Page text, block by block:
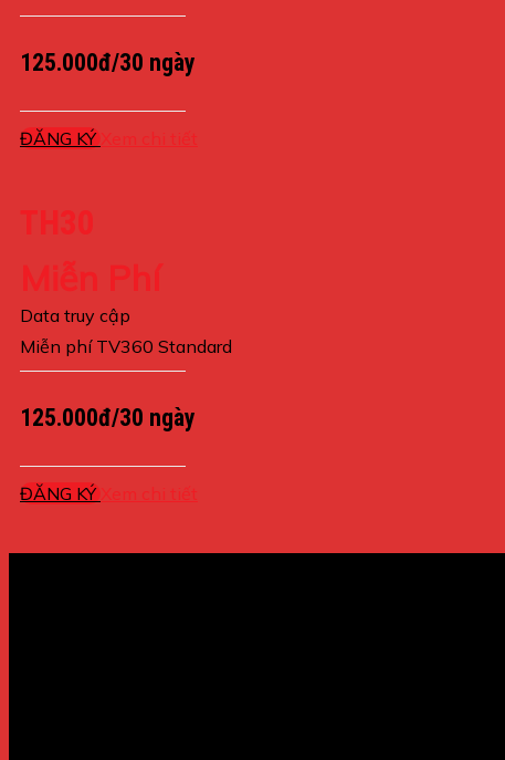
125.000đ/30 ngày
ĐĂNG KÝ Xem chi tiết
TH30
Miễn Phí
Data truy cập
Miễn phí TV360 Standard
125.000đ/30 ngày
ĐĂNG KÝ Xem chi tiết